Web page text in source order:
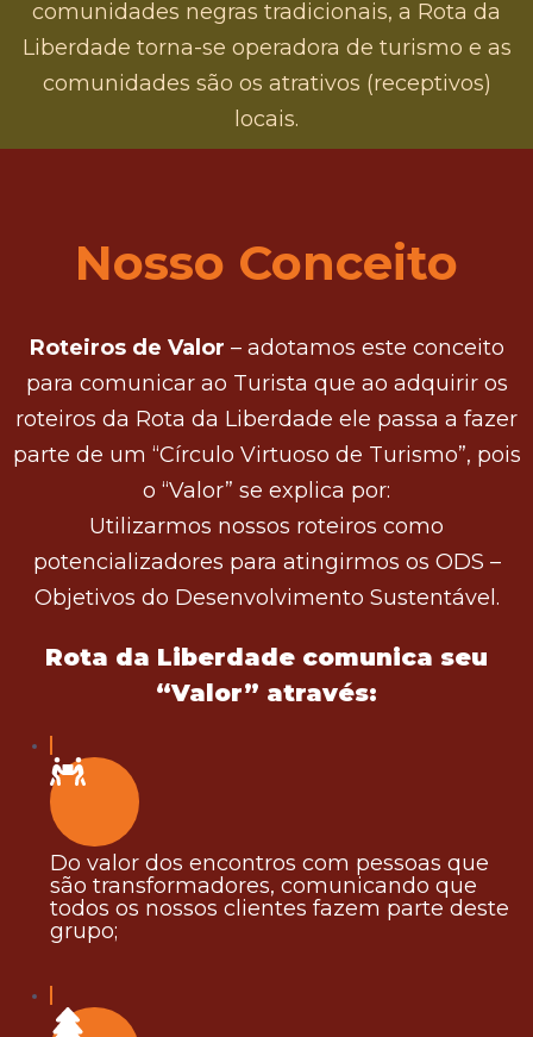
comunidades negras tradicionais, a Rota da
Liberdade torna-se operadora de turismo e as
comunidades são os atrativos (receptivos)
locais.
Nosso Conceito
Roteiros de Valor – adotamos este conceito
para comunicar ao Turista que ao adquirir os
roteiros da Rota da Liberdade ele passa a fazer
parte de um “Círculo Virtuoso de Turismo”, pois
o “Valor” se explica por:
Utilizarmos nossos roteiros como
potencializadores para atingirmos os ODS –
Objetivos do Desenvolvimento Sustentável.
Rota da Liberdade comunica seu
“Valor” através:
Do valor dos encontros com pessoas que
são transformadores, comunicando que
todos os nossos clientes fazem parte deste
grupo;